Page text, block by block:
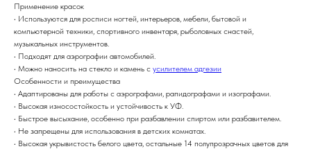
Применение красок
• Используются для росписи ногтей, интерьеров, мебели, бытовой и
компьютерной техники, спортивного инвентаря, рыболовных снастей,
музыкальных инструментов.
• Подходят для аэрографии автомобилей.
• Можно наносить на стекло и камень с усилителем адгезии
Особенности и преимущества
• Адаптированы для работы с аэрографами, рапидографами и изографами.
• Высокая износостойкость и устойчивость к УФ.
• Быстрое высыхание, особенно при разбавлении спиртом или разбавителем.
• Не запрещены для использования в детских комнатах.
• Высокая укрывистость белого цвета, остальные 14 полупрозрачных цветов для